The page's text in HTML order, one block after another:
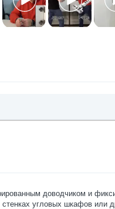
доводчиком и
угловых шкафов или